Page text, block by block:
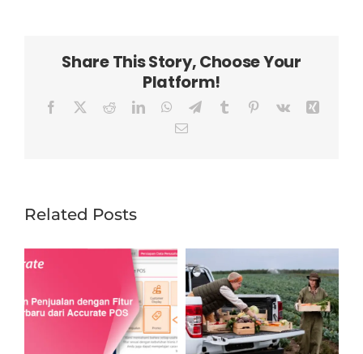
Share This Story, Choose Your
Platform!
Facebook RedditLinkedInWhatsApp
TelegramTumblr Pinterest
Vk
Email
Related Posts